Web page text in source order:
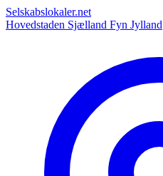
Selskabslokaler.net
Hovedstaden Sjælland Fyn Jylland